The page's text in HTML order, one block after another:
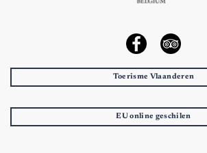
Toerisme Vlaanderen
EU online geschilen